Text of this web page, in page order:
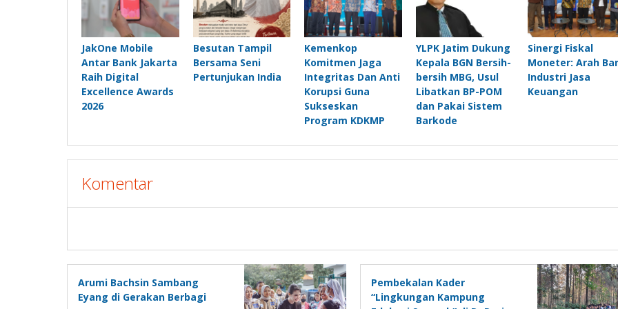
JakOne Mobile
Antar Bank Jakarta
Raih Digital
Excellence Awards
2026
Besutan Tampil
Bersama Seni
Pertunjukan India
Kemenkop
Komitmen Jaga
Integritas Dan Anti
Korupsi Guna
Sukseskan
Program KDKMP
YLPK Jatim Dukung
Kepala BGN Bersih-
bersih MBG, Usul
Libatkan BP-POM
dan Pakai Sistem
Barkode
Sinergi Fiskal
Moneter: Arah
Industri Jasa
Keuangan
Komentar
Arumi Bachsin Sambang
Eyang di Gerakan Berbagi
Pembekalan Kader
“Lingkungan Kampung